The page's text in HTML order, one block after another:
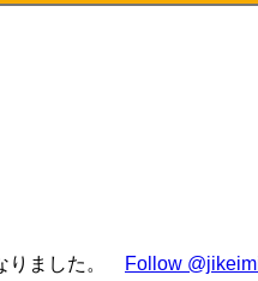
りました。 Follow